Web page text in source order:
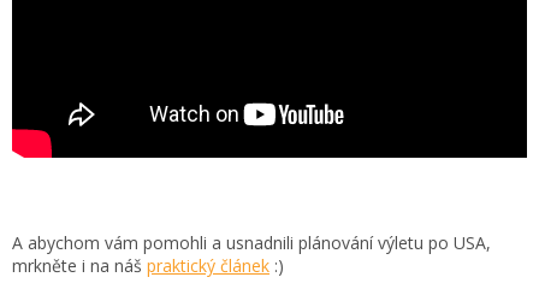
A abychom vám pomohli a usnadnili plánování výletu po USA,
mrkněte i na náš praktický článek :)